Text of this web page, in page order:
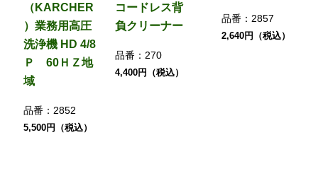
（KARCHER
）業務用高圧
洗浄機 HD 4/8
Ｐ 60ＨＺ地
域
品番： 2852
5,500円（税込）
コードレス背
負クリーナー
品番： 270
4,400円（税込）
品番： 2857
2,640円（税込）